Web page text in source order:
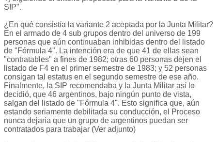
SIP".
¿En qué consistía la variante 2 aceptada por la Junta Militar?
En el armado de 4 sub grupos dentro del universo de 199
personas que aún continuaban inhibidas dentro del listado
de "Fórmula 4". La intención era de que 41 de ellas sean
"contratables" a fines de 1982; otras 60 personas dejen el
listado de F4 en el primer semestre de 1983; y 52 personas
consigan tal estatus en el segundo semestre de ese año.
Finalmente, la SIP recomendaba y la Junta Militar así lo
decidió, que 46 argentinos, bajo ningún punto de vista,
salgan del listado de "Fórmula 4". Esto significa que, aún
estando seriamente debilitada su conducción, el Proceso
nunca dejaría que un grupo de argentinos puedan ser
contratados para trabajar (Ver adjunto)